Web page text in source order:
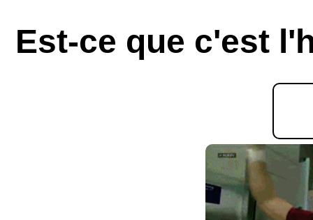
Est-ce que c'est